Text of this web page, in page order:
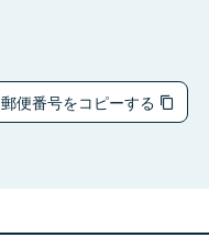
郵便番号をコピーする